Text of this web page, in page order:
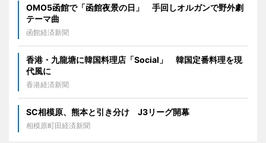
OMO5函館で「函館夜景の日」 手回しオルガンで野外劇
テーマ曲
函館経済新聞
香港・九龍塘に韓国料理店「Social」 韓国定番料理を現
代風に
香港経済新聞
SC相模原、熊本と引き分け J3リーグ開幕
相模原町田経済新聞